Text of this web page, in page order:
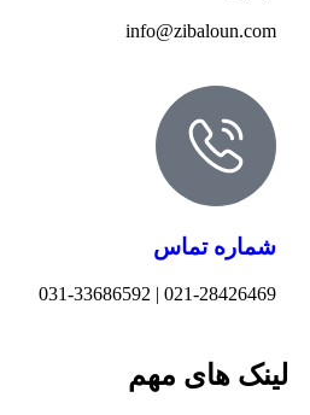
info@zibaloun.com
شماره تماس
021-28426469 | 031-33686592
لینک های مهم